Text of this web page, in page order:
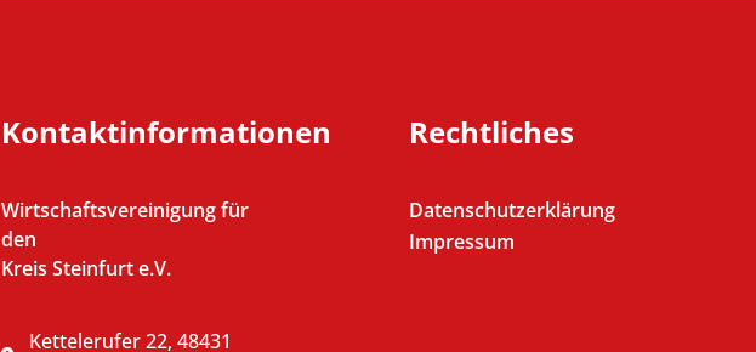
Kontaktinformationen
Wirtschaftsvereinigung für
den
Kreis Steinfurt e.V.
Kettelerufer 22, 48431
Rechtliches
Datenschutzerklärung
Impressum